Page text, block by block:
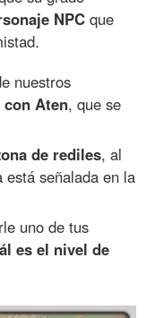
NPC que
nuestros
con Aten, que se
de rediles, al
señalada en la
uno de tus
es el nivel de